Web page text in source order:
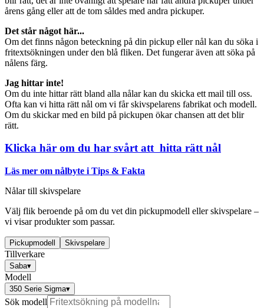
årens gång eller att de tom såldes med andra pickuper.
Det står något här...
Om det finns någon beteckning på din pickup eller nål kan du söka i
fritextsökningen under den blå fliken. Det fungerar även att söka på
nålens färg.
Jag hittar inte!
Om du inte hittar rätt bland alla nålar kan du skicka ett mail till oss.
Ofta kan vi hitta rätt nål om vi får skivspelarens fabrikat och modell.
Om du skickar med en bild på pickupen ökar chansen att det blir
rätt.
Klicka här om du har svårt att hitta rätt nål
Läs mer om nålbyte i Tips & Fakta
Nålar till skivspelare
Välj flik beroende på om du vet din pickupmodell eller skivspelare –
vi visar produkter som passar.
Pickupmodell Skivspelare
Tillverkare
Saba▾
Modell
350 Serie Sigma▾
Sök modell